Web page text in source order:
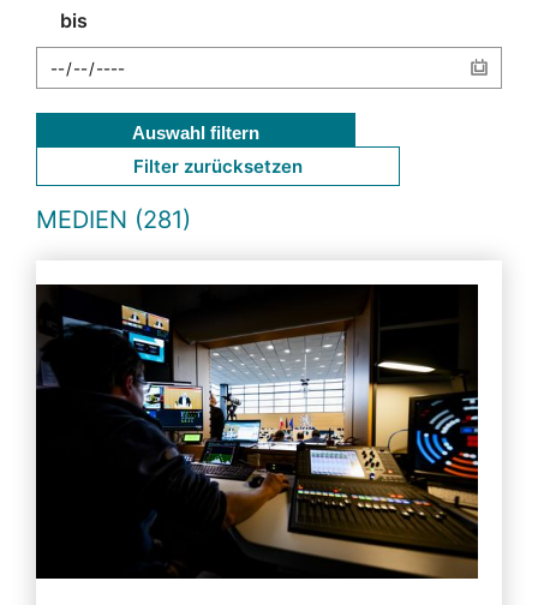
bis
Auswahl filtern
Filter zurücksetzen
MEDIEN (281)